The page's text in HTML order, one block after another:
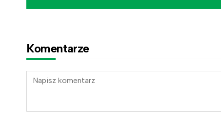
Komentarze